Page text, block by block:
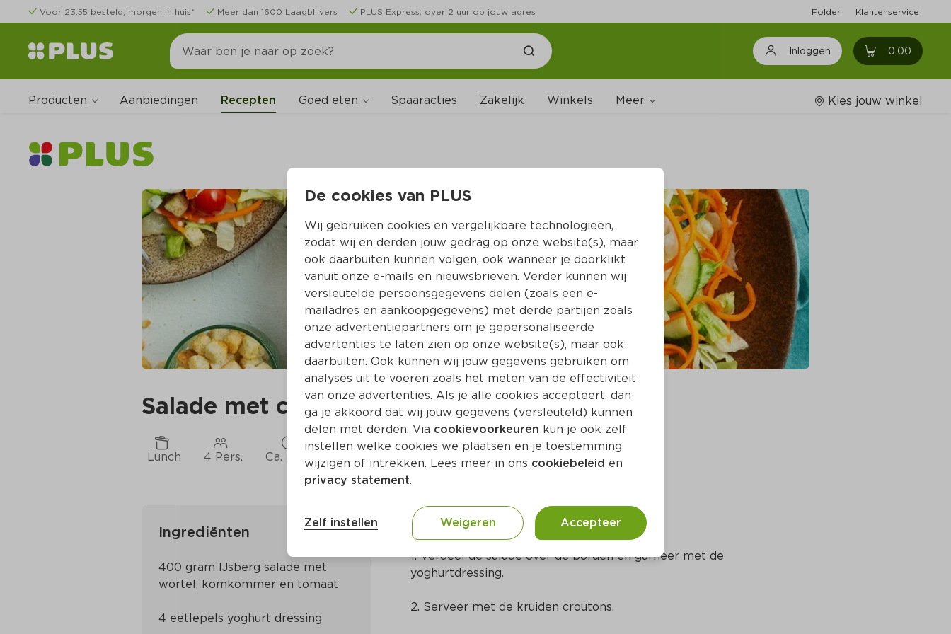
Voor 23:55 besteld, morgen in huis* Meer dan 1600 Laagblijvers PLUS Express: over 2 uur op jouw adres Folder Klantenservice
Inloggen 0.00 0
Producten Aanbiedingen Recepten Goed eten Spaaracties Zakelijk Winkels Meer
Wijnshop
Boodschappenlijstjes
Kies jouw winkel
Salade met croutons
Lunch 4 Pers. Ca. 5 Min Europees
Ingrediënten
400 gram IJsberg salade met
Bereidingswijze
1. Verdeel de salade over de borden en garneer met de
yoghurtdressing.
2. Serveer met de kruiden croutons.
De cookies van PLUS
Wij gebruiken cookies en vergelijkbare technologieën,
zodat wij en derden jouw gedrag op onze website(s), maar
ook daarbuiten kunnen volgen, ook wanneer je doorklikt
vanuit onze e-mails en nieuwsbrieven. Verder kunnen wij
versleutelde persoonsgegevens delen (zoals een e-
mailadres en aankoopgegevens) met derde partijen zoals
onze advertentiepartners om je gepersonaliseerde
advertenties te laten zien op onze website(s), maar ook
daarbuiten. Ook kunnen wij jouw gegevens gebruiken om
analyses uit te voeren zoals het meten van de effectiviteit
van onze advertenties. Als je alle cookies accepteert, dan
ga je akkoord dat wij jouw gegevens (versleuteld) kunnen
delen met derden. Via cookievoorkeuren kun je ook zelf
instellen welke cookies we plaatsen en je toestemming
wijzigen of intrekken. Lees meer in ons cookiebeleid en
privacy statement.
Zelf instellen Weigeren Accepteer